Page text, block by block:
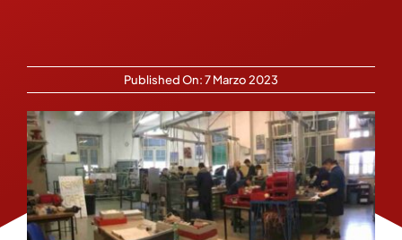
Published On: 7 Marzo 2023